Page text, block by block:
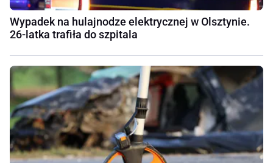
Wypadek na hulajnodze elektrycznej w Olsztynie.
26-latka trafiła do szpitala